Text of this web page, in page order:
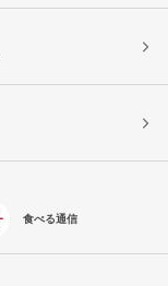
食べる通信